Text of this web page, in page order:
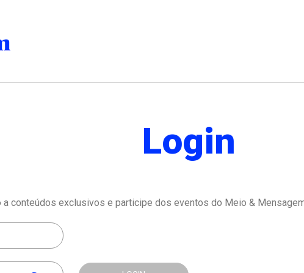
Login
a conteúdos exclusivos e participe dos eventos do Meio &